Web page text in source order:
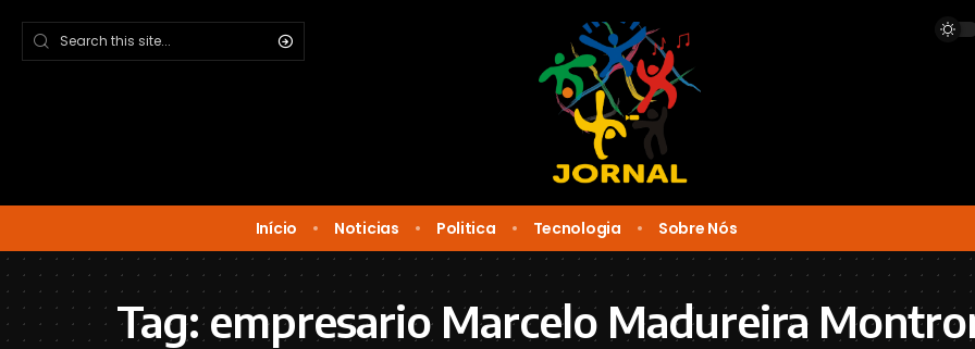
Início Noticias Politica Tecnologia Sobre Nós
Tag:empresario Marcelo Madureira